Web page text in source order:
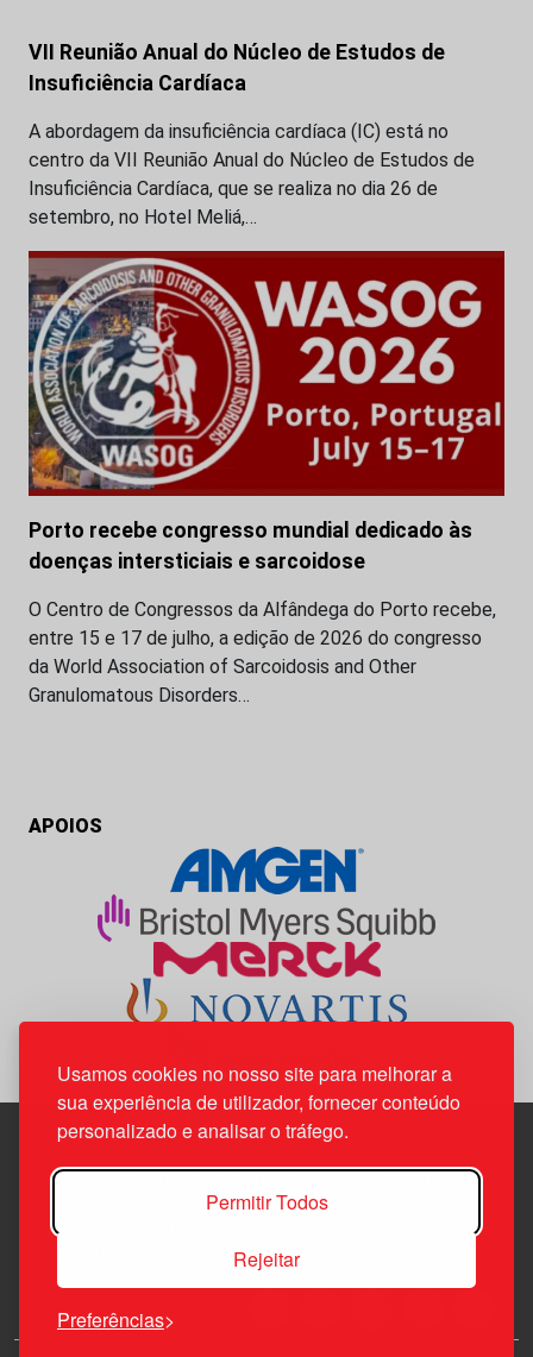
Usamos cookies no nosso site para melhorar a
sua experiência de utilizador, fornecer conteúdo
personalizado e analisar o tráfego.
Permitir Todos
Rejeitar
Preferências
VII Reunião Anual do Núcleo de Estudos de
Insuficiência Cardíaca
A abordagem da insuficiência cardíaca (IC) está no
centro da VII Reunião Anual do Núcleo de Estudos de
Insuficiência Cardíaca, que se realiza no dia 26 de
setembro, no Hotel Meliá,…
Porto recebe congresso mundial dedicado às
doenças intersticiais e sarcoidose
O Centro de Congressos da Alfândega do Porto recebe,
entre 15 e 17 de julho, a edição de 2026 do congresso
da World Association of Sarcoidosis and Other
Granulomatous Disorders…
APOIOS
Edif. Lisboa Oriente | Av. Infante D. Henrique, n.º 333H, esc.
1800-282 Lisboa | Portugal